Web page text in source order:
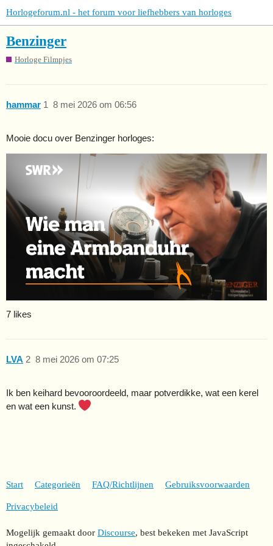
Horlogeforum.nl - het forum voor liefhebbers van horloges
Benzinger
Horloge Filmpjes
hammar 8 mei 2026 om 06:56
1
Mooie docu over Benzinger horloges:
7 likes
LVA 8 mei 2026 om 07:25
2
Ik ben keihard bevooroordeeld, maar potverdikke, wat een kerel
en wat een kunst.
Start Categorieën FAQ/Richtlijnen Gebruiksvoorwaarden
Privacybeleid
Mogelijk gemaakt door Discourse, best bekeken met JavaScript